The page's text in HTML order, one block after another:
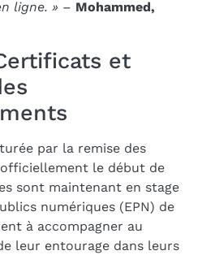
ligne. » – Mohammed,
et
par la remise des
le début de
sont maintenant en stage
numériques (EPN) de
à accompagner au
leur entourage dans leurs